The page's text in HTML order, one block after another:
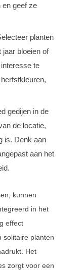
en geef ze
planten
jaar bloeien of
te
gedijen in de
de locatie,
is. Denk aan
aan het
kunnen
in het
effect
solitaire planten
Het
zorgt voor een